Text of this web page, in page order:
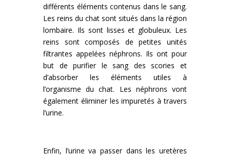
différents éléments contenus dans le sang.
Les reins du chat sont situés dans la région
lombaire. Ils sont lisses et globuleux. Les
reins sont composés de petites unités
filtrantes appelées néphrons. Ils ont pour
but de purifier le sang des scories et
d’absorber les éléments utiles à
l’organisme du chat. Les néphrons vont
également éliminer les impuretés à travers
l’urine.
Enfin, l’urine va passer dans les uretères